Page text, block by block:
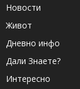
Новости
Живот
Дневно инфо
Дали Знаете?
Интересно